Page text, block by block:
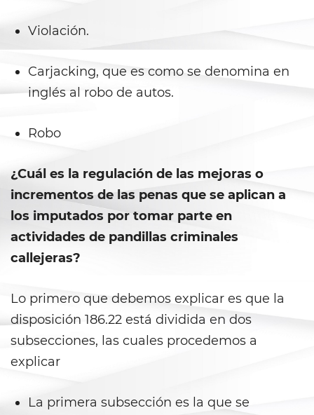
Tribunal de Delincuencia
Tutela de los Tribunales
Agresión Sexual
Conducta Lasciva
Estupro
Molestar a un Niño Menor de 18
Años
Violación.
Carjacking, que es como se denomina en
inglés al robo de autos.
Robo
¿Cuál es la regulación de las mejoras o
incrementos de las penas que se aplican a
los imputados por tomar parte en
actividades de pandillas criminales
callejeras?
Lo primero que debemos explicar es que la
disposición 186.22 está dividida en dos
subsecciones, las cuales procedemos a
explicar
La primera subsección es la que se